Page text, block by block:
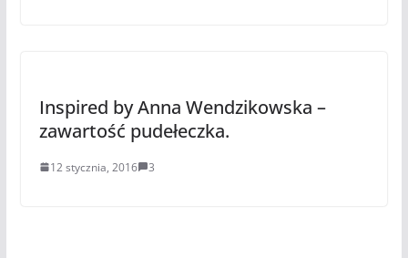
Inspired by Anna Wendzikowska –
zawartość pudełeczka.
12 stycznia, 2016 3